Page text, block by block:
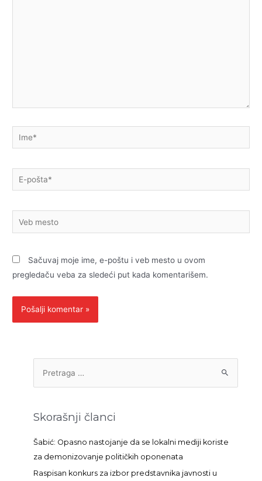
Ime*
E-
pošta*
Veb
mesto
Sačuvaj moje ime, e-poštu i veb mesto u ovom
pregledaču veba za sledeći put kada komentarišem.
r
a
Skorašnji članci
Šabić: Opasno nastojanje da se lokalni mediji koriste
za demonizovanje političkih oponenata
Raspisan konkurs za izbor predstavnika javnosti u